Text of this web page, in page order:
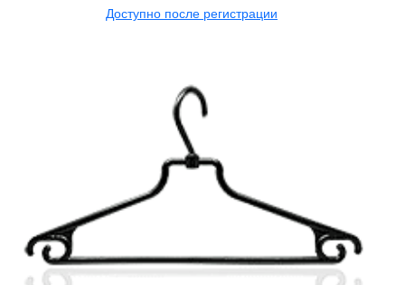
Доступно после регистрации